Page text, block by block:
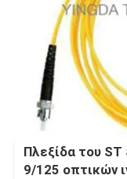
Πλεξίδα του ST
9/125 οπτικών